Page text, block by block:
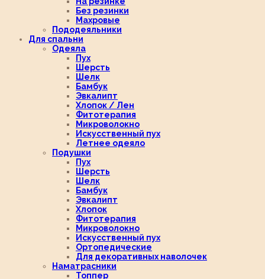
Без резинки
Махровые
Пододеяльники
Для спальни
Одеяла
Пух
Шерсть
Шелк
Бамбук
Эвкалипт
Хлопок / Лен
Фитотерапия
Микроволокно
Искусственный пух
Летнее одеяло
Подушки
Пух
Шерсть
Шелк
Бамбук
Эвкалипт
Хлопок
Фитотерапия
Микроволокно
Искусственный пух
Ортопедические
Для декоративных наволочек
Наматрасники
Топпер